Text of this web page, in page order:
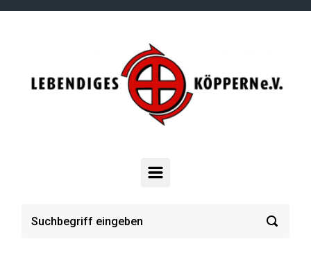
Zum Hauptinhalt springen